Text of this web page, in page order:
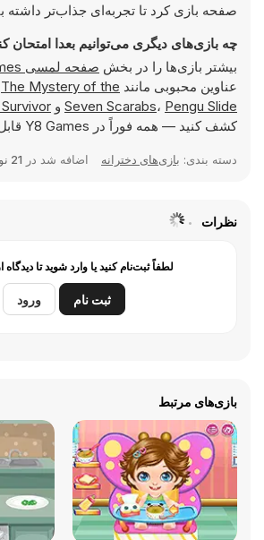
صفحه بازی کرد تا تجربه‌ای جذاب‌تر داشته
چه بازی‌های دیگری می‌توانیم بعدا امتحان
بیشتر بازی‌ها را در بخش صفحه لمسی games
عناوین محبوبی مانند The Mystery of the
Seven Scarabs، Pengu Slide و
کشف کنید — همه فوراً در Y8 Games قابل بازی هستند.
دسته بندی: بازی‌های دخترانه اضافه شد در 21 نوامبر 2019
نظرات
لطفاً ثبت‌نام کنید یا وارد شوید تا
ثبت نام ورود
بازی‌های مرتبط